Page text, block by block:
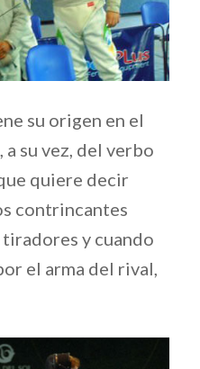
su origen en el
su vez, del verbo
quiere decir
contrincantes
y cuando
el arma del rival,